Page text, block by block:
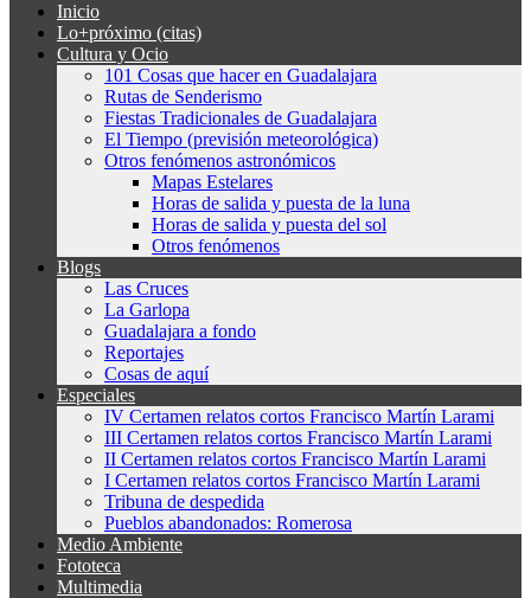
Inicio
Lo+próximo (citas)
Cultura y Ocio
101 Cosas que hacer en Guadalajara
Rutas de Senderismo
Fiestas Tradicionales de Guadalajara
El Tiempo (previsión meteorológica)
Otros fenómenos astronómicos
Mapas Estelares
Horas de salida y puesta de la luna
Horas de salida y puesta del sol
Otros fenómenos
Blogs
Las Cruces
La Garlopa
Guadalajara a fondo
Reportajes
Cosas de aquí
Especiales
IV Certamen relatos cortos Francisco Martín Larami
III Certamen relatos cortos Francisco Martín Larami
II Certamen relatos cortos Francisco Martín Larami
I Certamen relatos cortos Francisco Martín Larami
Tribuna de despedida
Pueblos abandonados: Romerosa
Medio Ambiente
Fototeca
Multimedia